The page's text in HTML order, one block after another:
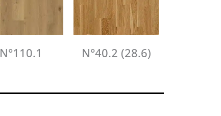
N°110.1 N°40.2 (28.6)